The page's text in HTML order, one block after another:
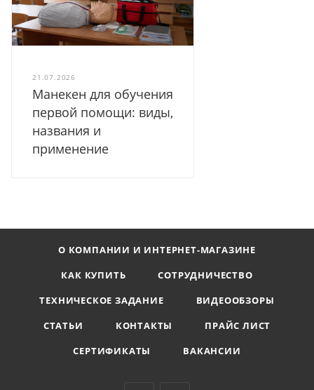
21.07.2026
Манекен для обучения
первой помощи: виды,
названия и
применение
О КОМПАНИИ И ИНТЕРНЕТ-МАГАЗИНЕ
КАК КУПИТЬ
СОТРУДНИЧЕСТВО
ТЕХНИЧЕСКОЕ ЗАДАНИЕ
ВИДЕООБЗОРЫ
СТАТЬИ
КОНТАКТЫ
ПРАЙС ЛИСТ
СЕРТИФИКАТЫ
ВАКАНСИИ